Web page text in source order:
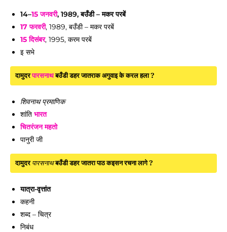
14–15 जनवरी, 1989, बउँडी – मकर परबें
17 फरवरी, 1989, बउँडी – मकर परबें
15 दिसंबर, 1995, करम परबें
इ सभे
दामुदरपारसनाथबउँडी डहर जातराक अगुवाइ के करल हला ?
शिवनाथ प्रमाणिक
शांति भारत
चितरंजन महतो
पानुरी जी
दामुदर पारसनाथबउँडी डहर जातरा पाठ कइसन रचना लागे ?
यात्रा-वृत्तांत
कहनी
शब्द – चित्र
निबंध